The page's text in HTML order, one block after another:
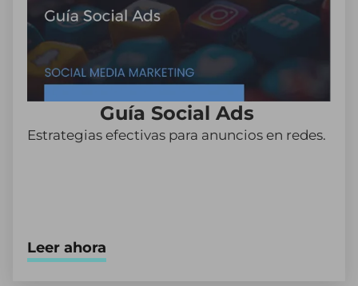
Guía Social Ads
Estrategias efectivas para anuncios en redes.
Leer ahora